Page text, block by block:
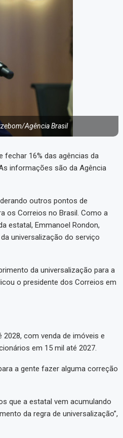
Agência Brasil
fechar 16% das agências da
informações são da Agência
outros pontos de
os Correios no Brasil. Como a
estatal, Emmanoel Rondon,
universalização do serviço
da universalização para a
o presidente dos Correios em
com venda de imóveis e
em 15 mil até 2027.
a gente fazer alguma correção
que a estatal vem acumulando
da regra de universalização”,